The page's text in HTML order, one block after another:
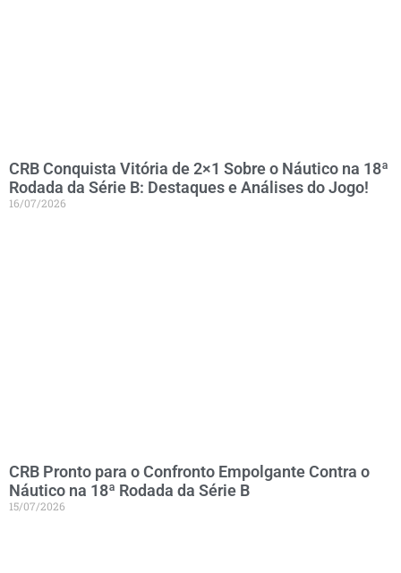
CRB Conquista Vitória de 2×1 Sobre o Náutico na 18ª
Rodada da Série B: Destaques e Análises do Jogo!
16/07/2026
CRB Pronto para o Confronto Empolgante Contra o
Náutico na 18ª Rodada da Série B
15/07/2026